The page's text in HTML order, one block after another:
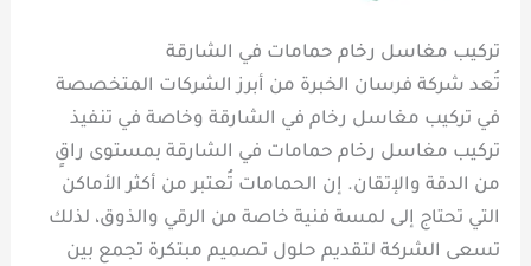
تركيب مغاسل رخام حمامات في الشارقة
تُعد شركة فرسان الخبرة من أبرز الشركات المتخصصة
في تركيب مغاسل رخام في الشارقة وخاصة في تنفيذ
تركيب مغاسل رخام حمامات في الشارقة بمستوى راقٍ
من الدقة والإتقان. إن الحمامات تُعتبر من أكثر الأماكن
التي تحتاج إلى لمسة فنية خاصة من الرقي والذوق، لذلك
تسعى الشركة لتقديم حلول تصميم مبتكرة تجمع بين